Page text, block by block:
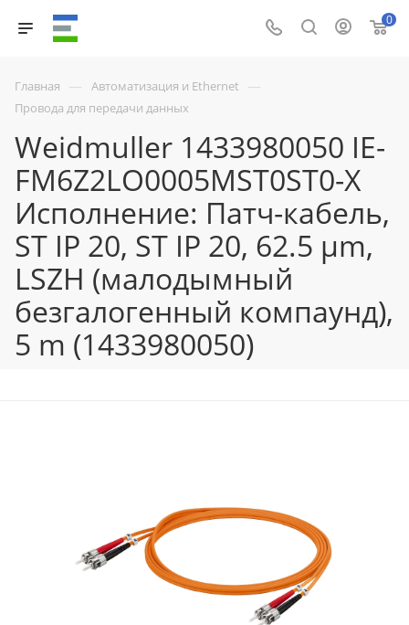
0
Главная — Автоматизация и Ethernet —
Провода для передачи данных
Weidmuller 1433980050 IE-
FM6Z2LO0005MST0ST0-X
Исполнение: Патч-кабель,
ST IP 20, ST IP 20, 62.5 µm,
LSZH (малодымный
безгалогенный компаунд),
5 m (1433980050)